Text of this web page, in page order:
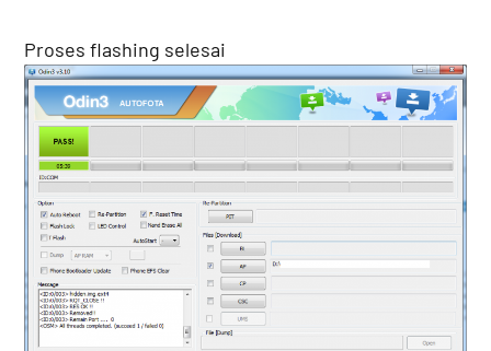
Proses flashing selesai